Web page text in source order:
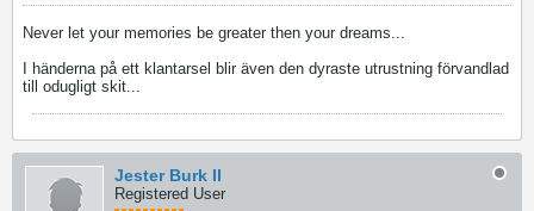
Never let your memories be greater then your dreams...
I händerna på ett klantarsel blir även den dyraste utrustning förvandlad
till odugligt skit...
Jester Burk II
Registered User